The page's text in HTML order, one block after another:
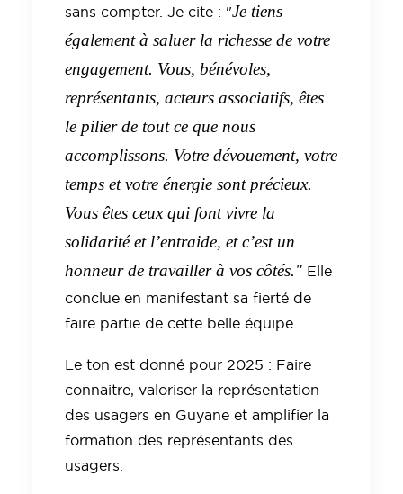
sans compter. Je cite : "Je tiens
également à saluer la richesse de votre
engagement. Vous, bénévoles,
représentants, acteurs associatifs, êtes
le pilier de tout ce que nous
accomplissons. Votre dévouement, votre
temps et votre énergie sont précieux.
Vous êtes ceux qui font vivre la
solidarité et l’entraide, et c’est un
honneur de travailler à vos côtés." Elle
conclue en manifestant sa fierté de
faire partie de cette belle équipe.
Le ton est donné pour 2025 : Faire
connaitre, valoriser la représentation
des usagers en Guyane et amplifier la
formation des représentants des
usagers.